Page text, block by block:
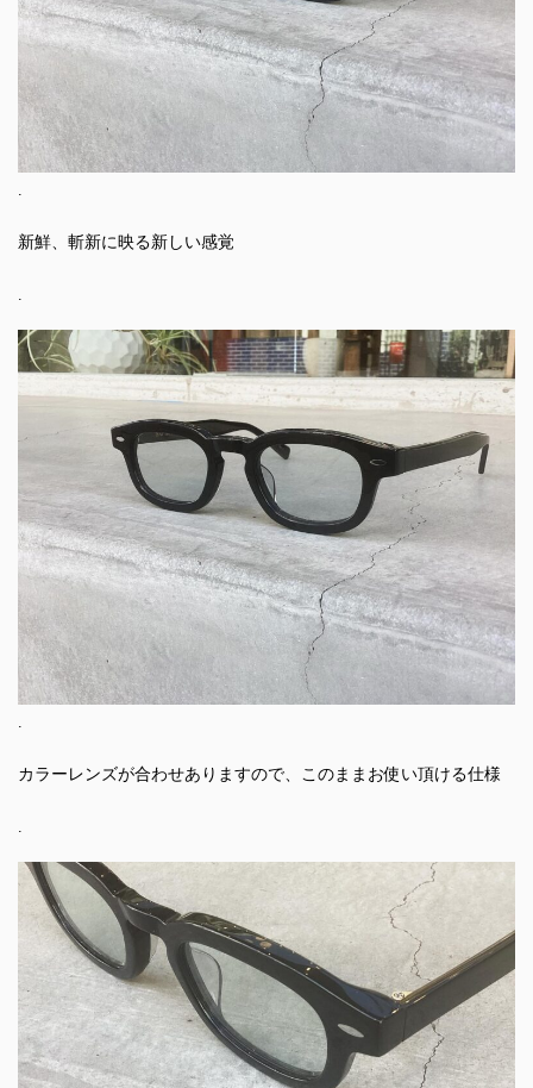
新鮮、斬新に映る新しい感覚
カラーレンズが合わせありますので、このままお使い頂ける仕様